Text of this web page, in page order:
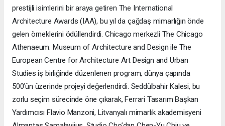
prestijli isimlerini bir araya getiren The International
Architecture Awards (IAA), bu yıl da çağdaş mimarlığın önde
gelen örneklerini ödüllendirdi. Chicago merkezli The Chicago
Athenaeum: Museum of Architecture and Design ile The
European Centre for Architecture Art Design and Urban
Studies iş birliğinde düzenlenen program, dünya çapında
500’ün üzerinde projeyi değerlendirdi. Seddülbahir Kalesi, bu
zorlu seçim sürecinde öne çıkarak, Ferrari Tasarım Başkan
Yardımcısı Flavio Manzoni, Litvanyalı mimarlık akademisyeni